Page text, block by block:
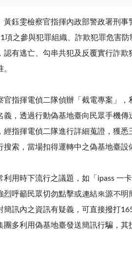
雯檢察官指揮內政部警政署刑事
1項之參與犯罪組織、詐欺犯罪危害防
有逃亡、勾串共犯及反覆實行詐欺
揮電偵二隊偵辦「截電專案」，
義，透過行動偽基地臺向民眾手機
經指揮電偵二隊進行詳細蒐證，獲
索，當場扣得運轉中之偽基地臺設
用時下流行之議題，如「 ipass 一
烈呼籲民眾切勿點擊或連結來源不
簡訊內之資訊有疑義，可直接撥打
團多利用偽基地臺發送簡訊行騙，